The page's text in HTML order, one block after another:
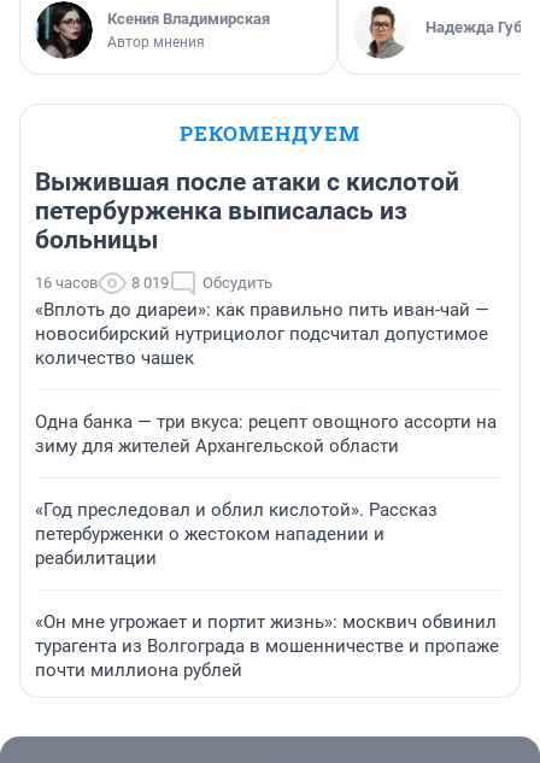
Ксения Владимирская
Автор мнения
Надежда
РЕКОМЕНДУЕМ
Выжившая после атаки с кислотой
петербурженка выписалась из
больницы
16 часов 8 019 Обсудить
«Вплоть до диареи»: как правильно пить иван-чай —
новосибирский нутрициолог подсчитал допустимое
количество чашек
Одна банка — три вкуса: рецепт овощного ассорти на
зиму для жителей Архангельской области
«Год преследовал и облил кислотой». Рассказ
петербурженки о жестоком нападении и
реабилитации
«Он мне угрожает и портит жизнь»: москвич обвинил
турагента из Волгограда в мошенничестве и пропаже
почти миллиона рублей